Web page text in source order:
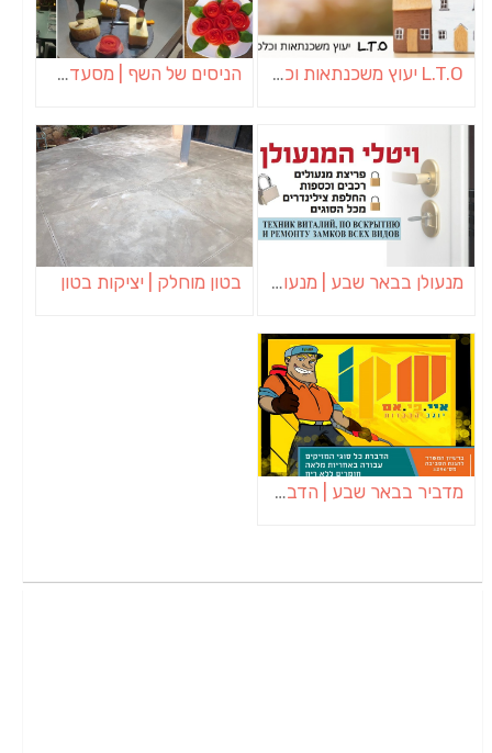
L.T.O יעוץ משכנתאות וכלכלת משפחה | יועץ משכנתאות באשכול הניסים של השף | מסעדת שף בבית | ארוחות גורמה
מנעולן בבאר שבע | מנעולן באופקים | ויטלי המנעולן בטון מוחלק | יציקות בטון
מדביר בבאר שבע | הדברה בבאר שבע | יוגב הדברות